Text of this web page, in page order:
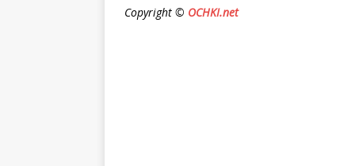
Copyright © OCHKI.net